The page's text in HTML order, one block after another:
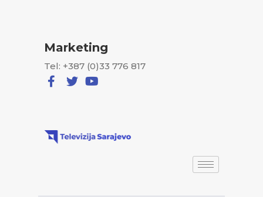
Marketing
Tel: +387 (0)33 776 817